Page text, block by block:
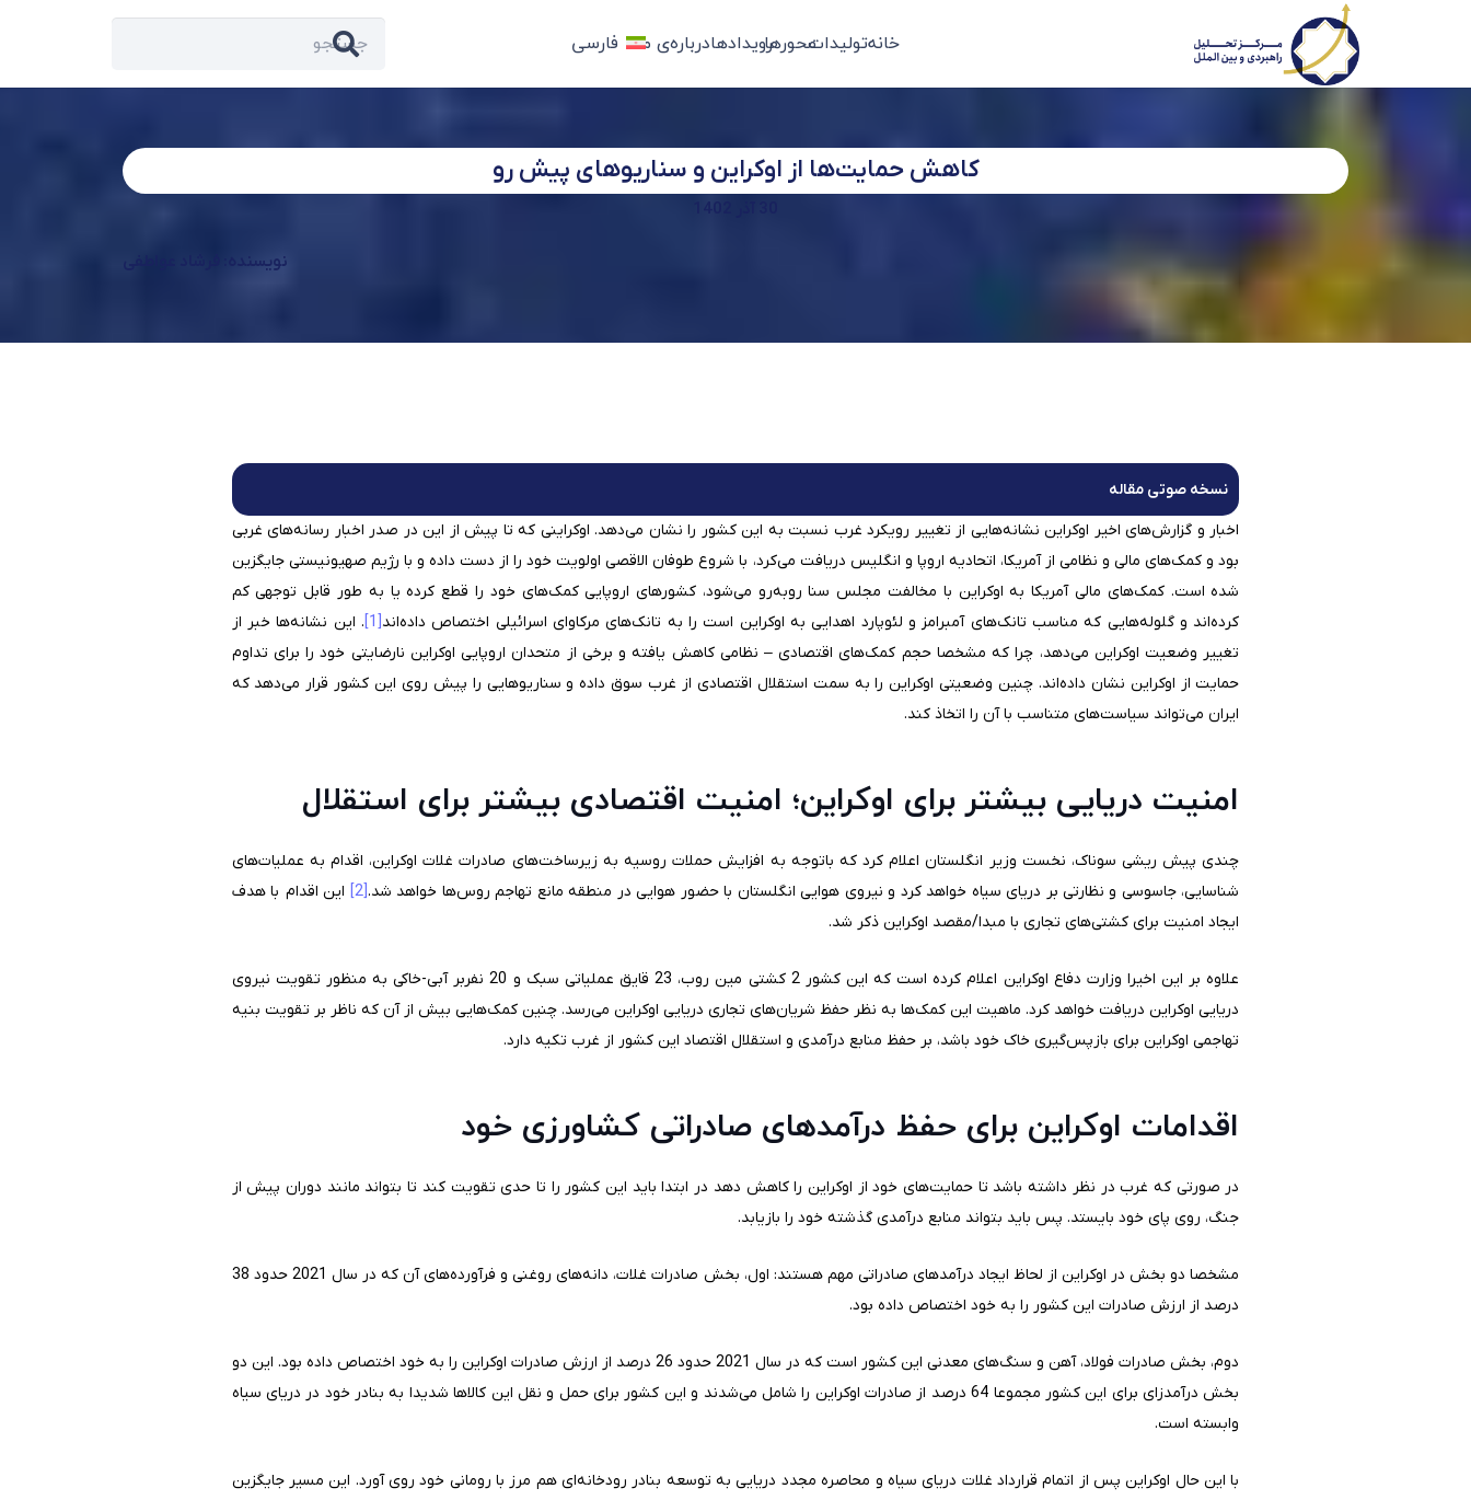
خانهتولیداتمحورهارویدادهادرباره‌ی ما فارسی
کاهش حمایت‌ها از اوکراین و سناریوهای پیش رو
نویسنده: فرشاد عواطفی
نسخه صوتی مقاله
اخبار و گزارش‌های اخیر اوکراین نشانه‌هایی از تغییر رویکرد غرب نسبت به این کشور را نشان می‌دهد. اوکراینی که تا پیش از این در صدر اخبار رسانه‌های غربی
بود و کمک‌های مالی و نظامی از آمریکا، اتحادیه اروپا و انگلیس دریافت می‌کرد، با شروع طوفان الاقصی اولویت خود را از دست داده و با رژیم صهیونیستی جایگزین
شده است. کمک‌های مالی آمریکا به اوکراین با مخالفت مجلس سنا روبه‌رو می‌شود، کشورهای اروپایی کمک‌های خود را قطع کرده یا به طور قابل توجهی کم
کرده‌اند و گلوله‌هایی که مناسب تانک‌های آمبرامز و لئوپارد اهدایی به اوکراین است را به تانک‌های مرکاوای اسرائیلی اختصاص داده‌اند[1]
. این نشانه‌ها خبر از
تغییر وضعیت اوکراین می‌دهد، چرا که مشخصا حجم کمک‌های اقتصادی – نظامی کاهش یافته و برخی از متحدان اروپایی اوکراین نارضایتی خود را برای تداوم
حمایت از اوکراین نشان داده‌اند. چنین وضعیتی اوکراین را به سمت استقلال اقتصادی از غرب سوق داده و سناریوهایی را پیش روی این کشور قرار می‌دهد که
ایران می‌تواند سیاست‌های متناسب با آن را اتخاذ کند.
امنیت دریایی بیشتر برای اوکراین؛ امنیت اقتصادی بیشتر برای استقلال
چندی پیش ریشی سوناک، نخست وزیر انگلستان اعلام کرد که باتوجه به افزایش حملات روسیه به زیرساخت‌های صادرات غلات اوکراین، اقدام به عملیات‌های
شناسایی، جاسوسی و نظارتی بر دریای سیاه خواهد کرد و نیروی هوایی انگلستان با حضور هوایی در منطقه مانع تهاجم روس‌ها خواهد شد.[2]
این اقدام با هدف
ایجاد امنیت برای کشتی‌های تجاری با مبدا/مقصد اوکراین ذکر شد.
علاوه بر این اخیرا وزارت دفاع اوکراین اعلام کرده است که این کشور 2 کشتی مین روب، 23 قایق عملیاتی سبک و 20 نفربر آبی-خاکی به منظور تقویت نیروی
دریایی اوکراین دریافت خواهد کرد. ماهیت این کمک‌ها به نظر حفظ شریان‌های تجاری دریایی اوکراین می‌رسد. چنین کمک‌هایی بیش از آن که ناظر بر تقویت بنیه
تهاجمی اوکراین برای بازپس‌گیری خاک خود باشد، بر حفظ منابع درآمدی و استقلال اقتصاد این کشور از غرب تکیه دارد.
اقدامات اوکراین برای حفظ درآمدهای صادراتی کشاورزی خود
در صورتی که غرب در نظر داشته باشد تا حمایت‌های خود از اوکراین را کاهش دهد در ابتدا باید این کشور را تا حدی تقویت کند تا بتواند مانند دوران پیش از
جنگ، روی پای خود بایستد. پس باید بتواند منابع درآمدی گذشته خود را بازیابد.
مشخصا دو بخش در اوکراین از لحاظ ایجاد درآمدهای صادراتی مهم هستند: اول، بخش صادرات غلات، دانه‌های روغنی و فرآورده‌های آن که در سال 2021 حدود 38
درصد از ارزش صادرات این کشور را به خود اختصاص داده بود.
دوم، بخش صادرات فولاد، آهن و سنگ‌های معدنی این کشور است که در سال 2021 حدود 26 درصد از ارزش صادرات اوکراین را به خود اختصاص داده بود. این دو
بخش درآمدزای برای این کشور مجموعا 64 درصد از صادرات اوکراین را شامل می‌شدند و این کشور برای حمل و نقل این کالاها شدیدا به بنادر خود در دریای سیاه
وابسته است.
با این حال اوکراین پس از اتمام قرارداد غلات دریای سیاه و محاصره مجدد دریایی به توسعه بنادر رودخانه‌ای هم مرز با رومانی خود روی آورد. این مسیر جایگزین